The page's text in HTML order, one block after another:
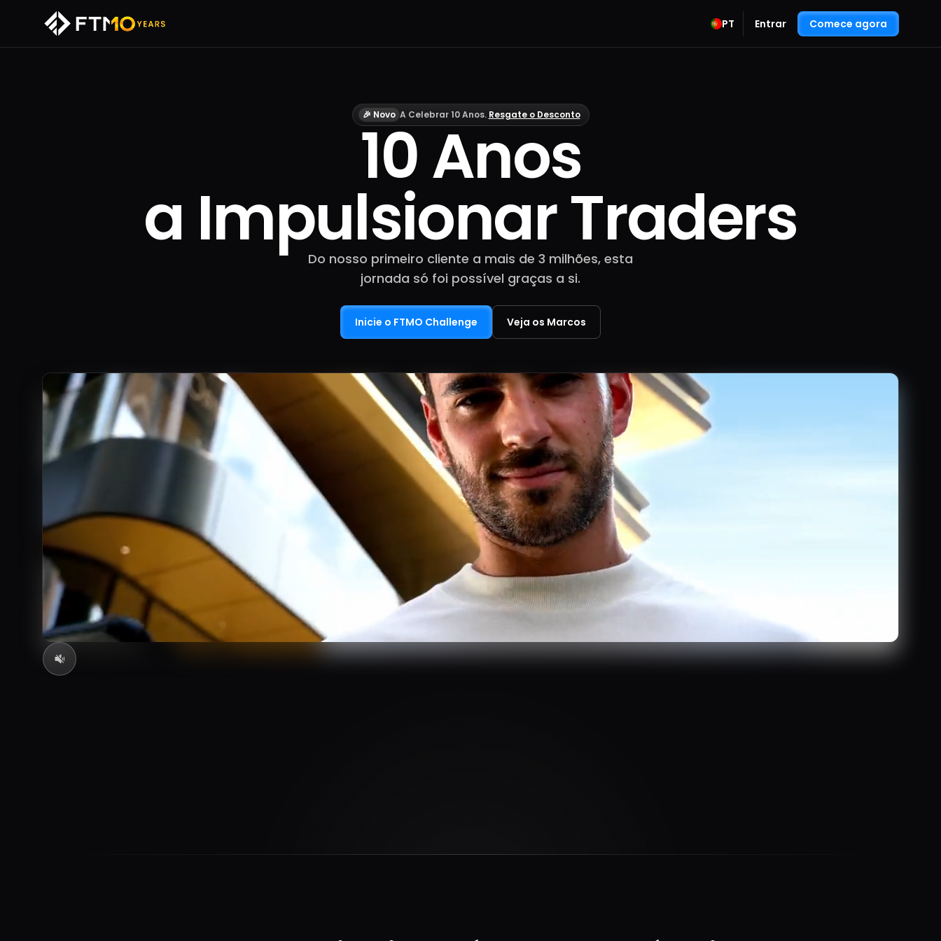
PT Entrar Comece agora
🎉 Novo A Celebrar 10 Anos. Resgate o Desconto
10 Anos
a Impulsionar Traders
Do nosso primeiro cliente a mais de 3 milhões, esta
jornada só foi possível graças a si.
Inicie o FTMO Challenge Veja os Marcos